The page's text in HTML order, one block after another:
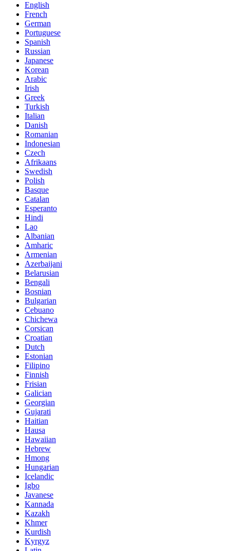
English
French
German
Portuguese
Spanish
Russian
Japanese
Korean
Arabic
Irish
Greek
Turkish
Italian
Danish
Romanian
Indonesian
Czech
Afrikaans
Swedish
Polish
Basque
Catalan
Esperanto
Hindi
Lao
Albanian
Amharic
Armenian
Azerbaijani
Belarusian
Bengali
Bosnian
Bulgarian
Cebuano
Chichewa
Corsican
Croatian
Dutch
Estonian
Filipino
Finnish
Frisian
Galician
Georgian
Gujarati
Haitian
Hausa
Hawaiian
Hebrew
Hmong
Hungarian
Icelandic
Igbo
Javanese
Kannada
Kazakh
Khmer
Kurdish
Kyrgyz